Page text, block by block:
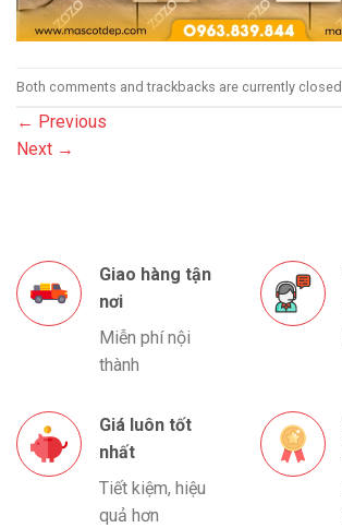
Both comments and trackbacks are currently closed.
← Previous
Next →
Giao hàng tận
nơi
Miễn phí nội
thành
Giá luôn tốt
nhất
Tiết kiệm, hiệu
quả hơn